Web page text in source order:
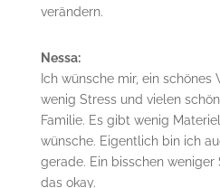
verändern.
Nessa:
Ich wünsche mir, ein
wenig Stress und vielen
Familie. Es gibt wenig
wünsche. Eigentlich bin ich
gerade. Ein bisschen
das okay.